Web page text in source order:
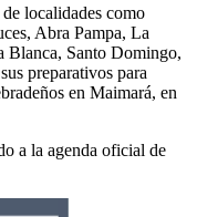
localidades como
Abra Pampa, La
Santo Domingo,
preparativos para
en Maimará, en
a la agenda oficial de